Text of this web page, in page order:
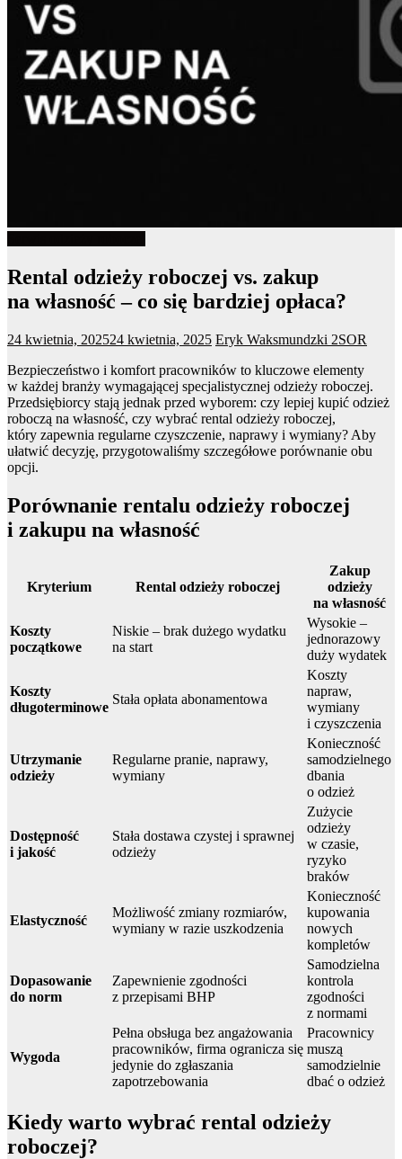
Rental odzieży roboczej vs. zakup
na własność – co się bardziej opłaca?
24 kwietnia, 202524 kwietnia, 2025 Eryk Waksmundzki 2SOR
Bezpieczeństwo i komfort pracowników to kluczowe elementy
w każdej branży wymagającej specjalistycznej odzieży roboczej.
Przedsiębiorcy stają jednak przed wyborem: czy lepiej kupić odzież
roboczą na własność, czy wybrać rental odzieży roboczej,
który zapewnia regularne czyszczenie, naprawy i wymiany? Aby
ułatwić decyzję, przygotowaliśmy szczegółowe porównanie obu
opcji.
Porównanie rentalu odzieży roboczej
i zakupu na własność
Kryterium Rental odzieży roboczej
Zakup
odzieży
na własność
Koszty
początkowe
Niskie – brak dużego wydatku
na start
Wysokie –
jednorazowy
duży wydatek
Koszty
długoterminowe
Stała opłata abonamentowa
Koszty
napraw,
wymiany
i czyszczenia
Utrzymanie
odzieży
Regularne pranie, naprawy,
wymiany
Konieczność
samodzielnego
dbania
o odzież
Dostępność
i jakość
Stała dostawa czystej i sprawnej
odzieży
Zużycie
odzieży
w czasie,
ryzyko
braków
Elastyczność
Możliwość zmiany rozmiarów,
wymiany w razie uszkodzenia
Konieczność
kupowania
nowych
kompletów
Dopasowanie
do norm
Zapewnienie zgodności
z przepisami BHP
Samodzielna
kontrola
zgodności
z normami
Wygoda
Pełna obsługa bez angażowania
pracowników, firma ogranicza się
jedynie do zgłaszania
zapotrzebowania
Pracownicy
muszą
samodzielnie
dbać o odzież
Kiedy warto wybrać rental odzieży
roboczej?